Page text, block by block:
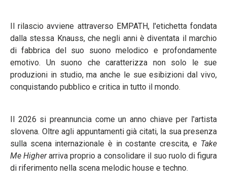
Il rilascio avviene attraverso EMPATH, l'etichetta fondata
dalla stessa Knauss, che negli anni è diventata il marchio
di fabbrica del suo suono melodico e profondamente
emotivo. Un suono che caratterizza non solo le sue
produzioni in studio, ma anche le sue esibizioni dal vivo,
conquistando pubblico e critica in tutto il mondo.
Il 2026 si preannuncia come un anno chiave per l'artista
slovena. Oltre agli appuntamenti già citati, la sua presenza
sulla scena internazionale è in costante crescita, e Take
Me Higherarriva proprio a consolidare il suo ruolo di figura
di riferimento nella scena melodic house e techno.